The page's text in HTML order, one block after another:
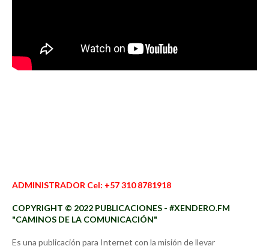
ADMINISTRADOR Cel: +57 310 8781918
COPYRIGHT © 2022 PUBLICACIONES - #XENDERO.FM
"CAMINOS DE LA COMUNICACIÓN"
Es una publicación para Internet con la misión de llevar